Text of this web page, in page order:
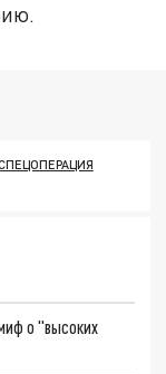
о "высоких